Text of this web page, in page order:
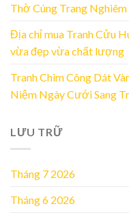
Thờ Cúng Trang Nghiêm
Địa chỉ mua Tranh Cửu
vừa đẹp vừa chất lượng
Tranh Chim Công Dát
Niệm Ngày Cưới Sang
LƯU TRỮ
Tháng 7 2026
Tháng 6 2026